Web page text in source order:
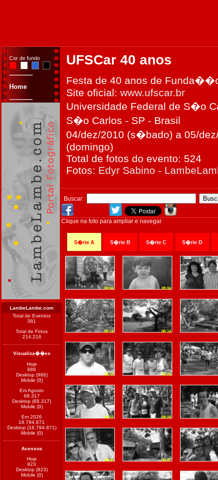
Cor de fundo
------------
Home
------------
LambeLambe.com
Total de Eventos
381
Total de Fotos
214.216
Visualiza��es
Hoje
986
Desktop (986)
Mobile (0)
Em Agosto
68.317
Desktop (68.317)
Mobile (0)
Em 2026
18.794.871
Desktop (18.794.871)
Mobile (0)
Acessos
Hoje
923
Desktop (923)
Mobile (0)
UFSCar 40 anos
Festa de 40 anos de
Site oficial: www.ufscar.br
Universidade Federal de S�o
S�o Carlos - SP - Brasil
04/dez/2010 (s�bado) a 05/
(domingo)
Total de fotos do evento: 524
Fotos: Edyr Sabino -
Buscar:
Clique na foto para ampliar e navegar
S�rie A S�rie B S�rie C S�rie D
08:04 08:04
08:14 08:14
08:18 08:18
08:22 08:24
09:40 09:41